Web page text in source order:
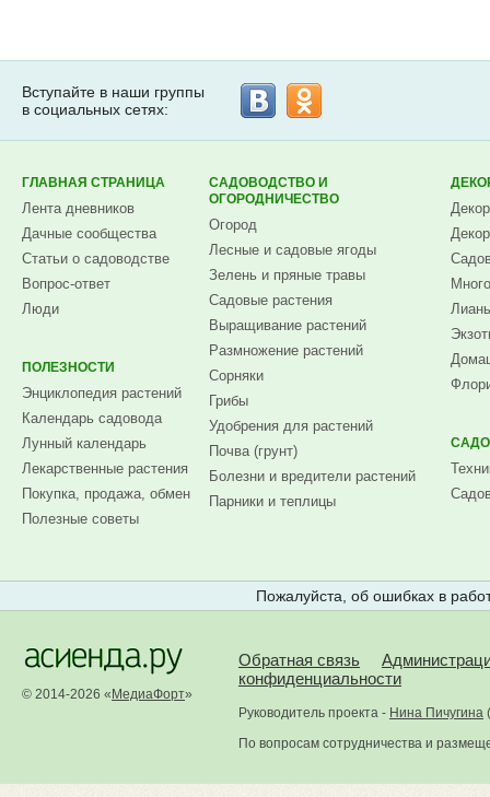
Вступайте в наши группы
в социальных сетях:
ГЛАВНАЯ СТРАНИЦА
Лента дневников
Дачные сообщества
Статьи о садоводстве
Вопрос-ответ
Люди
ПОЛЕЗНОСТИ
Энциклопедия растений
Календарь садовода
Лунный календарь
Лекарственные растения
Покупка, продажа, обмен
Полезные советы
САДОВОДСТВО И
ОГОРОДНИЧЕСТВО
Огород
Лесные и садовые ягоды
Зелень и пряные травы
Садовые растения
Выращивание растений
Размножение растений
Сорняки
Грибы
Удобрения для растений
Почва (грунт)
Болезни и вредители растений
Парники и теплицы
Пожалуйста, об ошибках в
© 2014-2026 « МедиаФорт»
Обратная связь
конфиденциальности
Руководитель проекта - Нина Пичугина (
По вопросам сотрудничества и